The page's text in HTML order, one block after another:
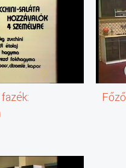
magamra,
kell hozzá,
az
tanultam,